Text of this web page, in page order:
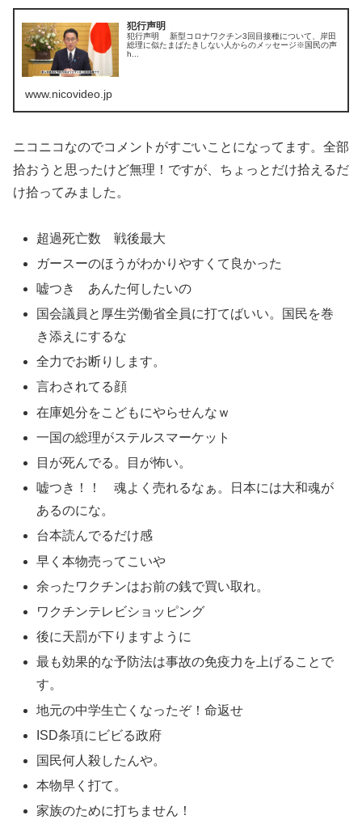
犯行声明
犯行声明 新型コロナワクチン3回目接種について、岸田
総理に似たまばたきしない人からのメッセージ※国民の声
h...
www.nicovideo.jp
ニコニコなのでコメントがすごいことになってます。全部
拾おうと思ったけど無理！ですが、ちょっとだけ拾えるだ
け拾ってみました。
超過死亡数 戦後最大
ガースーのほうがわかりやすくて良かった
嘘つき あんた何したいの
国会議員と厚生労働省全員に打てばいい。国民を巻
き添えにするな
全力でお断りします。
言わされてる顔
在庫処分をこどもにやらせんなｗ
一国の総理がステルスマーケット
目が死んでる。目が怖い。
嘘つき！！ 魂よく売れるなぁ。日本には大和魂が
あるのにな。
台本読んでるだけ感
早く本物売ってこいや
余ったワクチンはお前の銭で買い取れ。
ワクチンテレビショッピング
後に天罰が下りますように
最も効果的な予防法は事故の免疫力を上げることで
す。
地元の中学生亡くなったぞ！命返せ
ISD条項にビビる政府
国民何人殺したんや。
本物早く打て。
家族のために打ちません！